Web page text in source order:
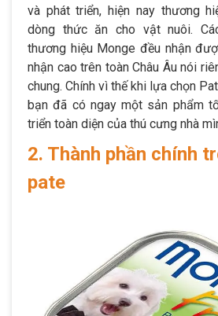
và phát triển, hiện nay thương
dòng thức ăn cho vật nuôi.
thương hiệu Monge đều nhận
nhận cao trên toàn Châu Âu nói
chung. Chính vì thế khi lựa chọn
bạn đã có ngay một sản phẩm
triển toàn diện của thú cưng nhà
2. Thành phần chính
pate